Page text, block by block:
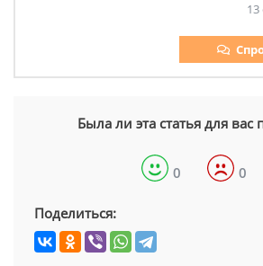
13
Была ли эта статья для вас
0 0
Поделиться: